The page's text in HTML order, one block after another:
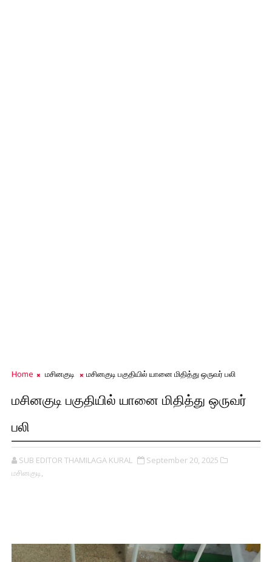
Home மசினகுடி மசினகுடி பகுதியில் யானை மிதித்து ஒருவர் பலி
மசினகுடி பகுதியில் யானை மிதித்து ஒருவர்
பலி
SUB EDITOR THAMILAGA KURAL
September 20, 2025
மசினகுடி,